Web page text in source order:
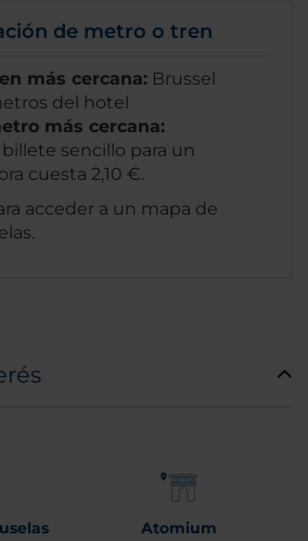
de metro o tren
más cercana: Brussel
del hotel
más cercana:
sencillo para un
cuesta 2,10 €.
acceder a un mapa de
Atomium